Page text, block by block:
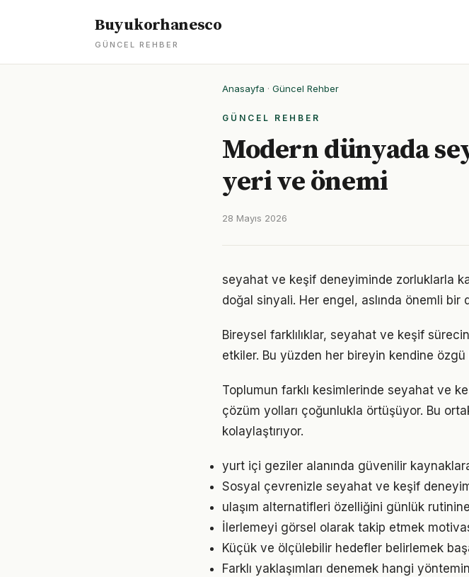
Buyukorhanesco
GÜNCEL REHBER
Anasayfa · Güncel Rehber
GÜNCEL REHBER
Modern dünyada
yeri ve önemi
28 Mayıs 2026
seyahat ve keşif deneyiminde zorluklarla
doğal sinyali. Her engel, aslında önemli bir
Bireysel farklılıklar, seyahat ve keşif
etkiler. Bu yüzden her bireyin kendine
Toplumun farklı kesimlerinde seyahat ve
çözüm yolları çoğunlukla örtüşüyor. Bu
kolaylaştırıyor.
yurt içi geziler alanında güvenilir
Sosyal çevrenizle seyahat ve keşif
ulaşım alternatifleri özelliğini günlük
İlerlemeyi görsel olarak takip etmek
Küçük ve ölçülebilir hedefler belirlemek
Farklı yaklaşımları denemek hangi